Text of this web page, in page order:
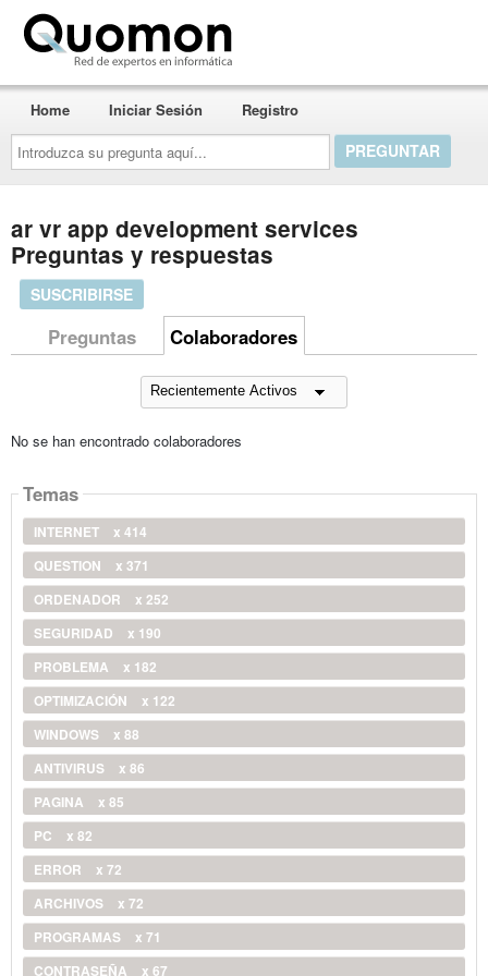
Introduzca
su
pregunta
aquí...
Home Iniciar Sesión Registro
ar vr app development services
Preguntas y respuestas
SUSCRIBIRSE
Preguntas Colaboradores
No se han encontrado colaboradores
Temas
INTERNET
x 414
QUESTION
x 371
ORDENADOR
x 252
SEGURIDAD
x 190
PROBLEMA
x 182
OPTIMIZACIÓN
x 122
WINDOWS
x 88
ANTIVIRUS
x 86
PAGINA
x 85
PC
x 82
ERROR
x 72
ARCHIVOS
x 72
PROGRAMAS
x 71
CONTRASEÑA
x 67